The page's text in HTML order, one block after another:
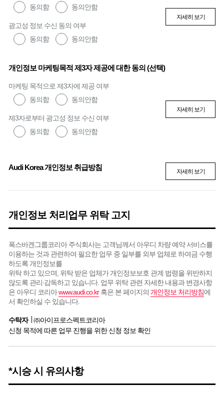
동의함
동의안함
광고성 정보 수신 동의 여부
동의함
동의안함
자세히 보기
개인정보 마케팅목적 제3자 제공에 대한 동의 (선택)
마케팅 목적으로 제3자에 제공 여부
동의함
동의안함
제3자로부터 광고성 정보 수신 여부
동의함
동의안함
자세히 보기
Audi Korea 개인정보 취급방침 자세히 보기
개인정보 처리업무 위탁 고지
폭스바겐그룹코리아 주식회사는 고객님께서 아우디 차량 예약 서비스를
이용하는 것과 관련하여 필요한 업무 중 일부를 외부 업체로 하여금 수행
하도록 개인정보를
위탁 하고 있으며, 위탁 받은 업체가 개인정보보호 관계 법령을 위반하지
않도록 관리∙감독하고 있습니다. 업무 위탁 관련 자세한 내용과 변경사항
은 아우디 코리아www.audi.co.kr혹은 본 페이지의 개인정보 처리방침에
서 확인하실 수 있습니다.
수탁자
㈜아이프로스펙트코리아
신청 목적에 따른 업무 진행을 위한 신청 정보 확인
*시승 시 유의사항